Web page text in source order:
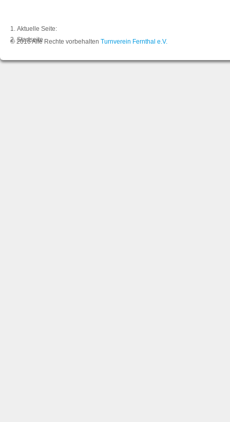
Aktuelle Seite:
Startseite
© 2016 Alle Rechte vorbehalten Turnverein Fernthal e.V.